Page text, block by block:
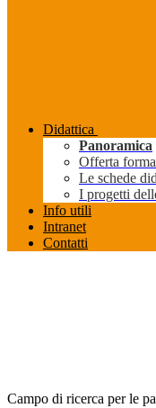
Didattica
Panoramica
Offerta
Le schede
I progetti
Info utili
Intranet
Contatti
Campo di ricerca per le